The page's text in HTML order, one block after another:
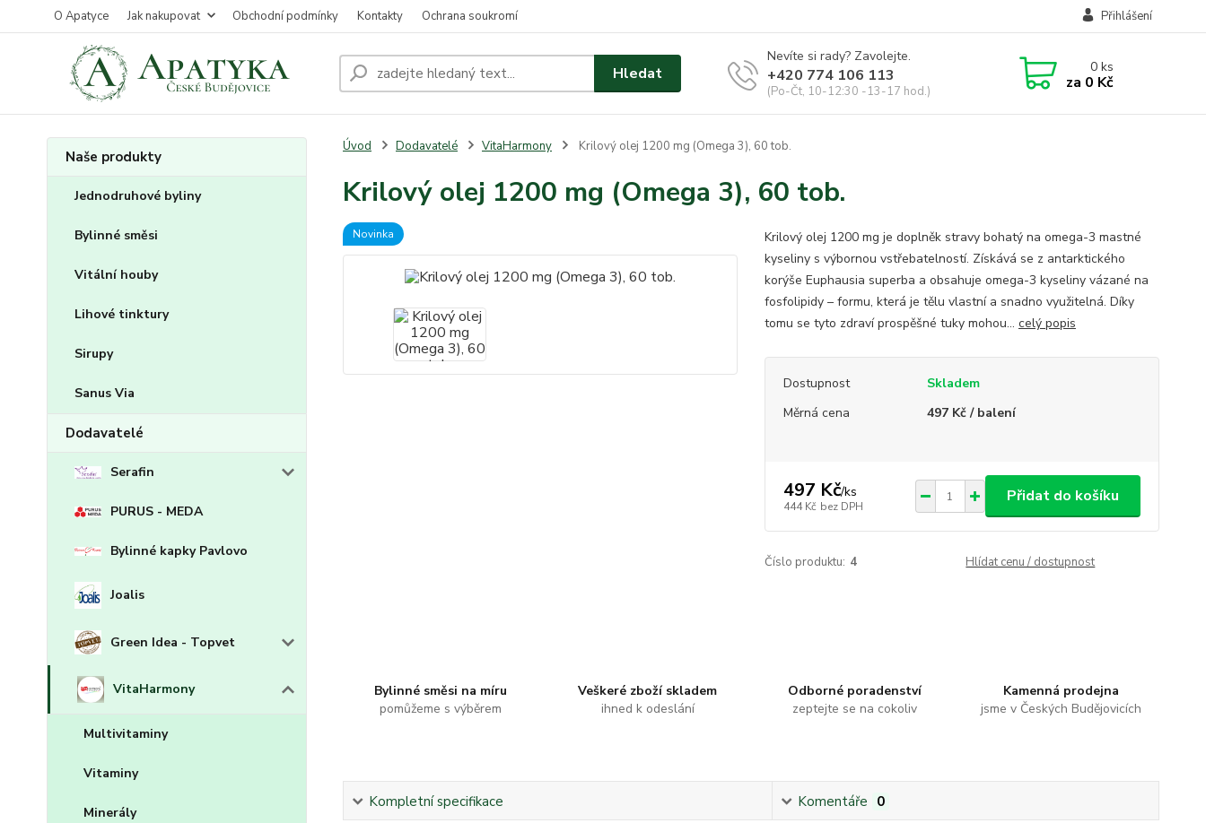
O Apatyce Jak nakupovat Obchodní podmínky Kontakty Ochrana soukromí Přihlášení
Hledat
Nevíte si rady? Zavolejte.
+420 774 106 113
(Po-Čt, 10-12:30 -13-17 hod.)
0ks
za 0 Kč
Naše produkty
Jednodruhové byliny
Bylinné směsi
Vitální houby
Lihové tinktury
Sirupy
Sanus Via
Dodavatelé
Serafin
PURUS - MEDA
Bylinné kapky Pavlovo
Joalis
Green Idea - Topvet
VitaHarmony
Multivitaminy
Vitaminy
Minerály
Úvod Dodavatelé VitaHarmony Krilový olej 1200 mg (Omega 3), 60 tob.
Krilový olej 1200 mg (Omega 3), 60 tob.
Novinka
Krilový olej 1200 mg je doplněk stravy bohatý na omega-3 mastné
kyseliny s výbornou vstřebatelností. Získává se z antarktického
korýše Euphausia superba a obsahuje omega-3 kyseliny vázané na
fosfolipidy – formu, která je tělu vlastní a snadno využitelná. Díky
tomu se tyto zdraví prospěšné tuky mohou... celý popis
Dostupnost
Skladem
Měrná cena
497 Kč / balení
497 Kč/ks
444 Kč bez DPH
Přidat do košíku
Číslo produktu: 4 Hlídat cenu / dostupnost
Bylinné směsi na míru
pomůžeme s výběrem
Veškeré zboží skladem
ihned k odeslání
Odborné poradenství
zeptejte se na cokoliv
Kamenná prodejna
jsme v Českých Budějovicích
Kompletní specifikace Komentáře 0